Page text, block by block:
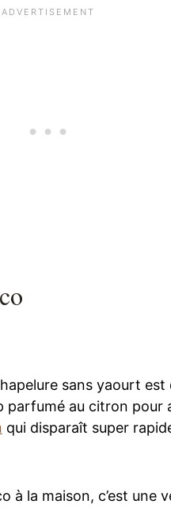
sans yaourt est
parfumé au citron pour
qui disparaît super
à la maison, c’est une